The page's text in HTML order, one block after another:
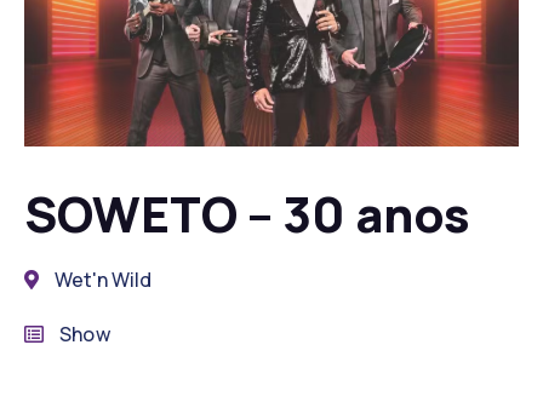
SOWETO – 30 anos
Wet'n Wild
Show